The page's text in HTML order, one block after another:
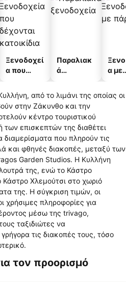
Ξενοδοχεί
α που
κατοικίδι
α
Παραλιακ
ά
α
α με
από το λιμάνι της οποίας οι
στην Ζάκυνθο και την
κέντρο τουριστικού
των επισκεπτών της διαθέτει
διαμερίσματα που πληρούν τις
και φθηνές διακοπές, μεταξύ των
Garden Studios. Η Κυλλήνη
της, ενώ το Κάστρο
Κάστρο Χλεμούτσι στο χωριό
της. Η σύγκριση τιμών, οι
χρήσιμες πληροφορίες για
μέσω της trivago,
ταξιδιώτες να
τις διακοπές τους, τόσο
τον προορισμό